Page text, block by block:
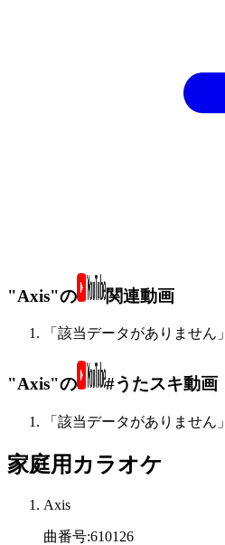
"Axis"の 関連動画
「該当データがありません」
"Axis"の #うたスキ動画
「該当データがありません」
家庭用カラオケ
Axis
曲番号:610126